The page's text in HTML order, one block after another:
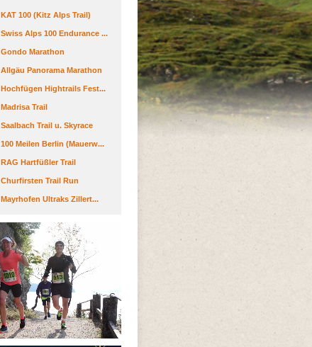
KAT 100 (Kitz Alps Trail)
Swiss Alps 100 Endurance ...
Gondo Marathon
Allgäu Panorama Marathon
Hochfügen Hightrails Fest...
Madrisa Trail
Saalbach Trail u. Skyrace
100 Meilen Berlin (Mauerw...
RAG Hartfüßler Trail
Churfirsten Trail Run
Mayrhofen Ultraks Zillert...